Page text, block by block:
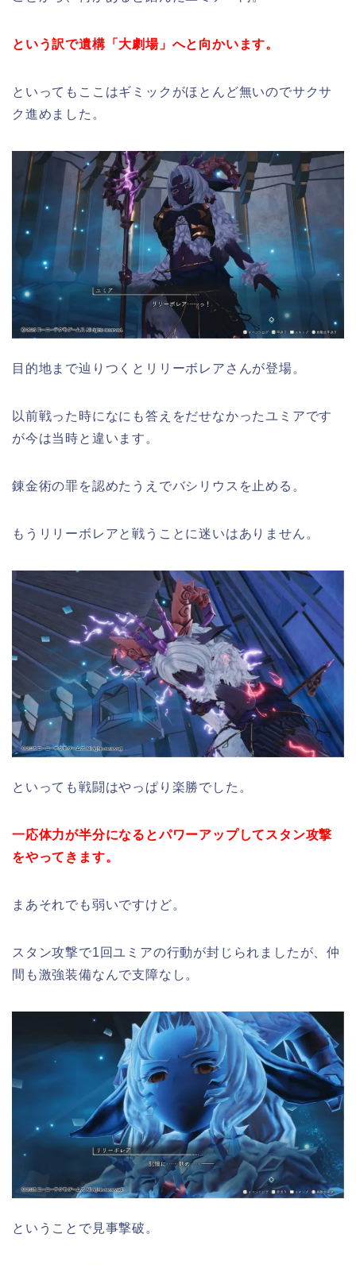
という訳で遺構「大劇場」へと向かいます。
といってもここはギミックがほとんど無いのでサクサ
ク進めました。
目的地まで辿りつくとリリーボレアさんが登場。
以前戦った時になにも答えをだせなかったユミアです
が今は当時と違います。
錬金術の罪を認めたうえでバシリウスを止める。
もうリリーボレアと戦うことに迷いはありません。
といっても戦闘はやっぱり楽勝でした。
一応体力が半分になるとパワーアップしてスタン攻撃
をやってきます。
まあそれでも弱いですけど。
スタン攻撃で1回ユミアの行動が封じられましたが、仲
間も激強装備なんで支障なし。
ということで見事撃破。